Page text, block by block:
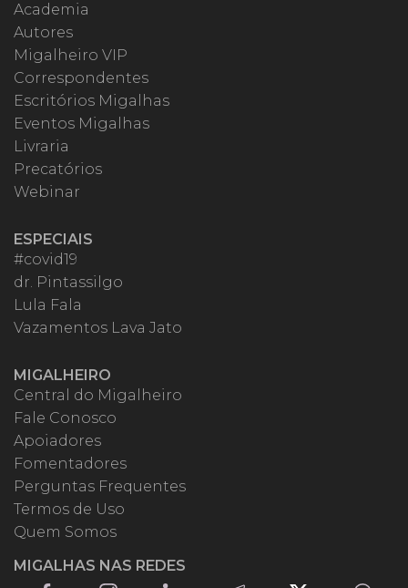
Academia
Autores
Migalheiro VIP
Correspondentes
Escritórios Migalhas
Eventos Migalhas
Livraria
Precatórios
Webinar
ESPECIAIS
#covid19
dr. Pintassilgo
Lula Fala
Vazamentos Lava Jato
MIGALHEIRO
Central do Migalheiro
Fale Conosco
Apoiadores
Fomentadores
Perguntas Frequentes
Termos de Uso
Quem Somos
MIGALHAS NAS REDES